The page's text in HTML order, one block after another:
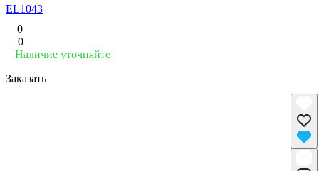
EL1043
0
0
Наличие уточняйте
Заказать